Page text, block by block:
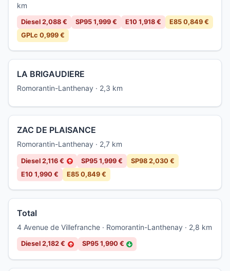
km
Diesel 2,088 € SP95 1,999 € E10 1,918 €
E85 0,849 €
GPLc 0,999 €
LA BRIGAUDIERE
Romorantin-Lanthenay · 2,3 km
ZAC DE PLAISANCE
Romorantin-Lanthenay · 2,7 km
Diesel 2,116 € ↑ SP95 1,999 €
SP98 2,030 €
E10 1,990 €
E85 0,849 €
Total
4 Avenue de Villefranche · Romorantin-Lanthenay · 2,8 km
Diesel 2,182 € ↑ SP95 1,990 € ↓